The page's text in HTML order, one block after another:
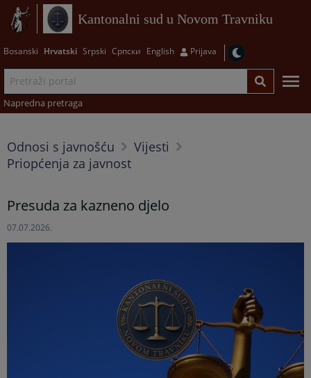
Kantonalni sud u Novom Travniku
Bosanski Hrvatski Srpski Српски English Prijava
Napredna pretraga
Odnosi s javnošću
Vijesti
Priopćenja za javnost
Presuda za kazneno djelo
07.07.2026.